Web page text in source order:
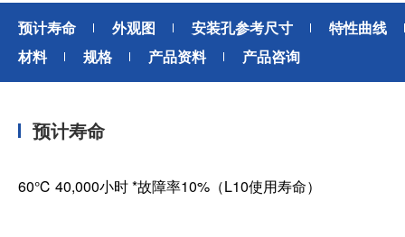
预计寿命 外观图 安装孔参考尺寸
特性曲线
材料
规格 产品资料 产品咨询
预计寿命
60℃ 40,000小时 *故障率10%（L10使用寿命）